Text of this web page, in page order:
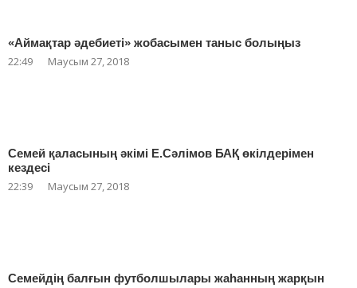
«Аймақтар әдебиеті» жобасымен таныс болыңыз
22:49 Маусым 27, 2018
Семей қаласының әкімі Е.Сәлімов БАҚ өкілдерімен
кездесі
22:39 Маусым 27, 2018
Семейдің балғын футболшылары жаһанның жарқын